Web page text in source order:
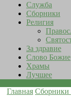
Служба
Сборники
Религия
За здравие
Слово Божие
Храмы
Лучшее
Главная Сборники